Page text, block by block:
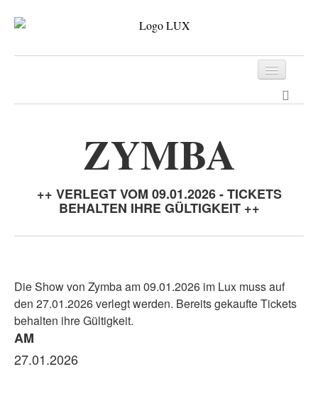
Kontakt
ZYMBA
++ VERLEGT VOM 09.01.2026 - TICKETS
BEHALTEN IHRE GÜLTIGKEIT ++
Die Show von Zymba am 09.01.2026 im Lux muss auf
den 27.01.2026 verlegt werden. Bereits gekaufte Tickets
behalten ihre Gültigkeit.
AM
27.01.2026